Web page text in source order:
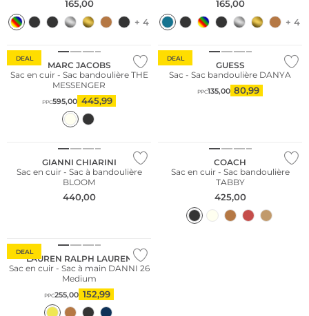
165,00
+ 4
165,00
+ 4
DEAL
MARC JACOBS
Sac en cuir - Sac bandoulière THE
MESSENGER
PPC595,00 445,99
DEAL
GUESS
Sac - Sac bandoulière DANYA
PPC135,00 80,99
GIANNI CHIARINI
Sac en cuir - Sac à bandoulière
BLOOM
440,00
COACH
Sac en cuir - Sac bandoulière
TABBY
425,00
DEAL
LAUREN RALPH LAUREN
Sac en cuir - Sac à main DANNI 26
Medium
PPC255,00 152,99